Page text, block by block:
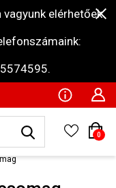
elérhetőek
0